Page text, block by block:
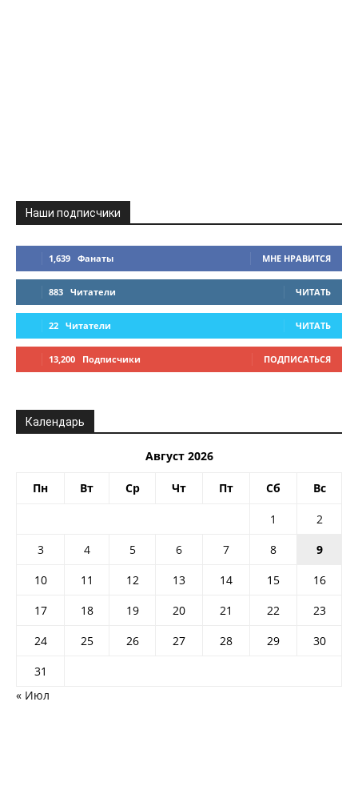
Наши подписчики
1,639 Фанаты МНЕ НРАВИТСЯ
883 Читатели ЧИТАТЬ
22 Читатели ЧИТАТЬ
13,200 Подписчики ПОДПИСАТЬСЯ
Календарь
Август 2026
Пн Вт Ср Чт Пт Сб Вс
1
2
3
4 5 6 7 8
9
10
11 12 13 14 15
16
17
18 19 20 21 22
23
24
25 26 27 28 29
30
31
« Июл